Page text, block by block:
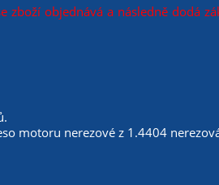
zboží objednává a následně dodá
motoru nerezové z 1.4404